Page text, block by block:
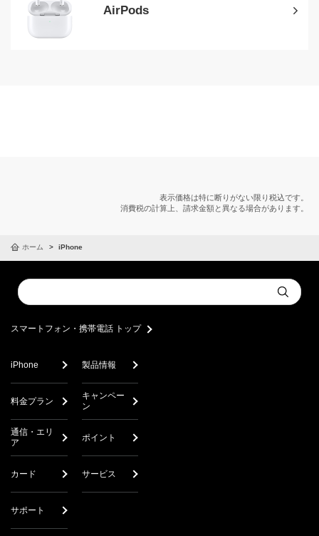
AirPods
表示価格は特に断りがない限り税込です。
消費税の計算上、請求金額と異なる場合があります。
ホーム iPhone
Conduct
a
Submit
スマートフォン・携帯電話 トップ
iPhone 製品情報
料金プラン
キャンペー
ン
通信・エリ
ア
ポイント
カード サービス
サポート